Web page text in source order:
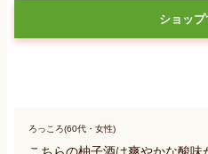
ショップ
ろっころ(60代・女性)